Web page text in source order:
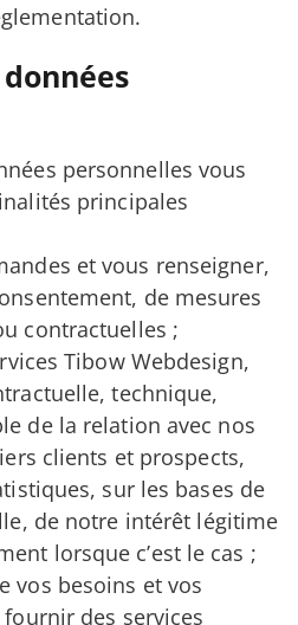
personnelles vous
principales
et vous renseigner,
de mesures
contractuelles ;
Tibow Webdesign,
technique,
de la relation avec nos
clients et prospects,
sur les bases de
de notre intérêt légitime
lorsque c’est le cas ;
vos besoins et vos
des services